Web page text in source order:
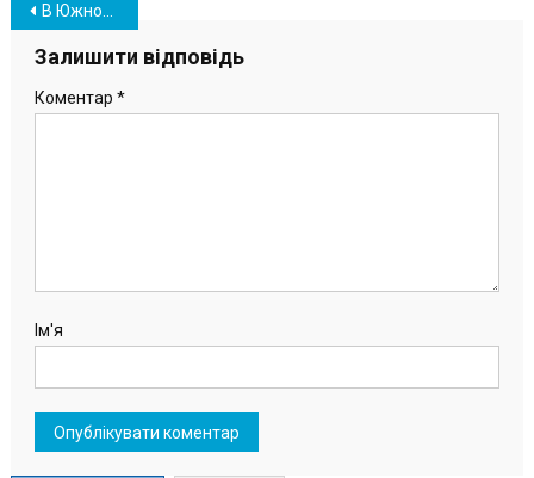
Навігація
записів
В Южном на дачном массиве жена зарубила топором своего мужа
Залишити відповідь
Коментар *
Ім'я